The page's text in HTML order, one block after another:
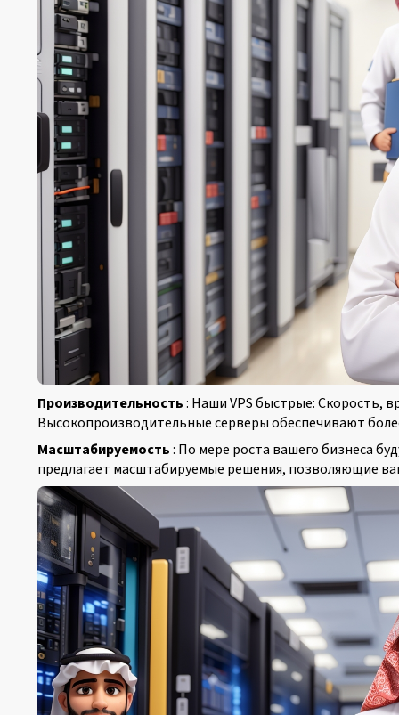
Производительность: Наши VPS быстрые: Скорость,
Высокопроизводительные серверы обеспечивают
Масштабируемость: По мере роста вашего бизнеса
предлагает масштабируемые решения, позволяющие